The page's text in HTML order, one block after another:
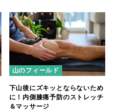
山のフィールド
下山後にズキッとならないため
に！内側膝痛予防のストレッチ
＆マッサージ